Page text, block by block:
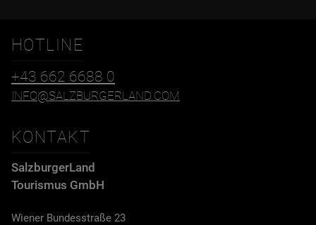
HOTLINE
+43 662 6688 0
INFO@SALZBURGERLAND.COM
KONTAKT
SalzburgerLand
Tourismus GmbH
Wiener Bundesstraße 23